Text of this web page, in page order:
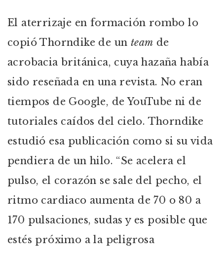
El aterrizaje en formación rombo lo
copió Thorndike de un team de
acrobacia británica, cuya hazaña había
sido reseñada en una revista. No eran
tiempos de Google, de YouTube ni de
tutoriales caídos del cielo. Thorndike
estudió esa publicación como si su vida
pendiera de un hilo. “Se acelera el
pulso, el corazón se sale del pecho, el
ritmo cardiaco aumenta de 70 o 80 a
170 pulsaciones, sudas y es posible que
estés próximo a la peligrosa